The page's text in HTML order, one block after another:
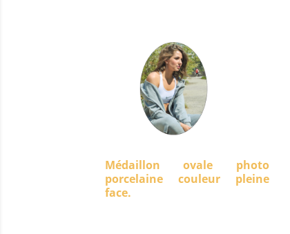
Médaillon ovale photo
porcelaine couleur pleine
face.